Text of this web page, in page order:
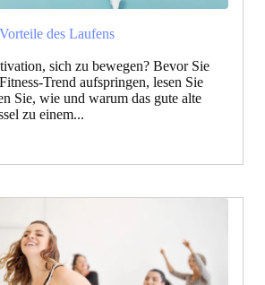
des Laufens
sich zu bewegen? Bevor Sie
Trend aufspringen, lesen Sie
Sie, wie und warum das gute alte
zu einem...